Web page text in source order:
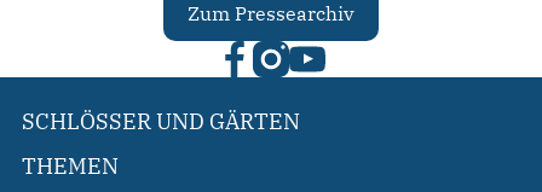
Zum Pressearchiv
SCHLÖSSER UND GÄRTEN
THEMEN